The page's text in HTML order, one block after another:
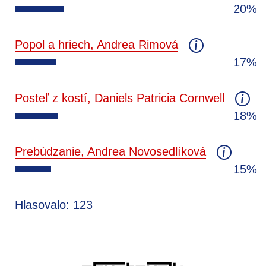
20%
Popol a hriech, Andrea Rimová
17%
Posteľ z kostí, Daniels Patricia Cornwell
18%
Prebúdzanie, Andrea Novosedlíková
15%
Hlasovalo: 123